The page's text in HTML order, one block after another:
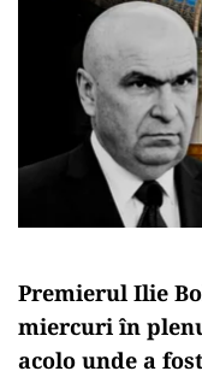
Premierul Ilie
miercuri în
acolo unde a